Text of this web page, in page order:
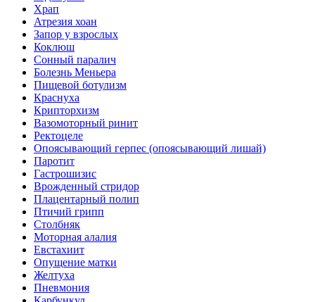
Храп
Атрезия хоан
Запор у взрослых
Коклюш
Сонный паралич
Болезнь Меньера
Пищевой ботулизм
Краснуха
Крипторхизм
Вазомоторный ринит
Ректоцеле
Опоясывающий герпес (опоясывающий лишай)
Паротит
Гастрошизис
Врожденный стридор
Плацентарный полип
Птичий грипп
Столбняк
Моторная алалия
Евстахиит
Опущение матки
Желтуха
Пневмония